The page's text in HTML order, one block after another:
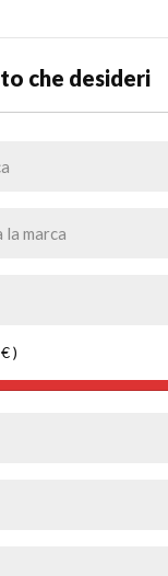
che desideri
)